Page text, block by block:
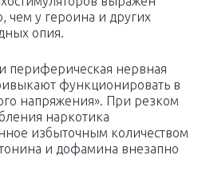
чем у героина и других
опия.
периферическая нервная
функционировать в
напряжения». При резком
наркотика
избыточным количеством
и дофамина внезапно